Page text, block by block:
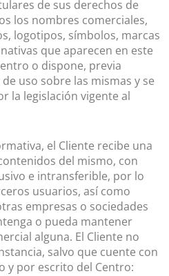
de sus derechos de
los nombres comerciales,
logotipos, símbolos, marcas
que aparecen en este
o dispone, previa
uso sobre las mismas y se
la legislación vigente al
el Cliente recibe una
del mismo, con
e intransferible, por lo
usuarios, así como
empresas o sociedades
o pueda mantener
alguna. El Cliente no
salvo que cuente con
y por escrito del Centro: